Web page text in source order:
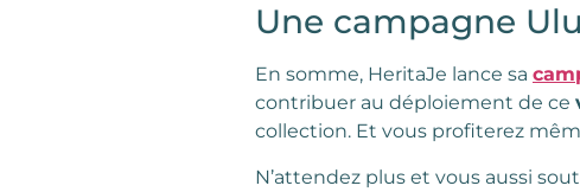
Une campagne
En somme, HeritaJe lance sa
contribuer au déploiement de ce
collection. Et vous profiterez
N’attendez plus et vous aussi